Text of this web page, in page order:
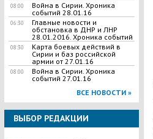
08:00
Война в Сирии. Хроника
событий 28.01.16
06:30
Главные новости и
обстановка в ДНР и ЛНР
28.01.2016. Хроника событий
08:30
Карта боевых действий в
Сирии и баз российской
армии от 27.01.16
08:00
Война в Сирии. Хроника
событий 27.01.16
ВСЕ НОВОСТИ »
ВЫБОР РЕДАКЦИИ